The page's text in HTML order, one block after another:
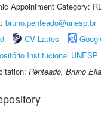
Appointment Category:
bruno.penteado@unesp.br
CV Lattes
Institucional UNESP
Penteado, Bruno